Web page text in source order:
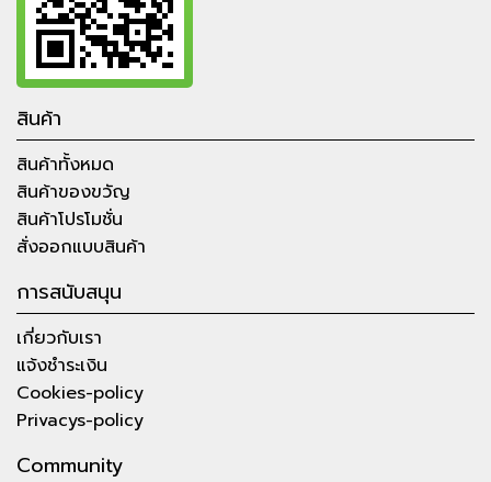
สินค้า
สินค้าทั้งหมด
สินค้าของขวัญ
สินค้าโปรโมชั่น
สั่งออกแบบสินค้า
การสนับสนุน
เกี่ยวกับเรา
แจ้งชำระเงิน
Cookies-policy
Privacys-policy
Community